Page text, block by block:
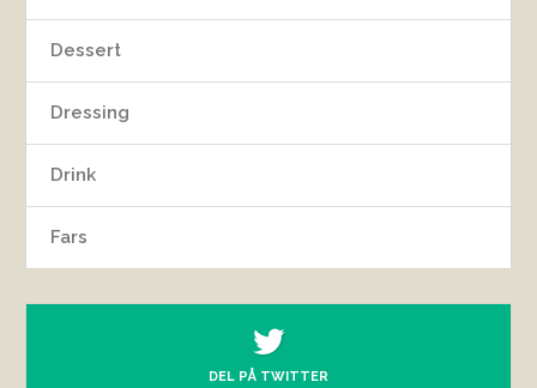
Dessert
Dressing
Drink
Fars
DEL PÅ TWITTER